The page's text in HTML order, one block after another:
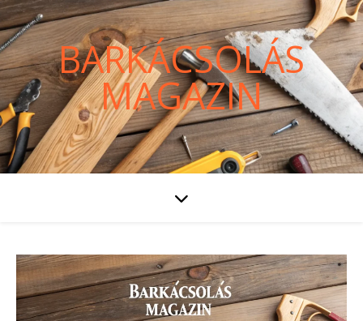
BARKÁCSOLÁS
MAGAZIN